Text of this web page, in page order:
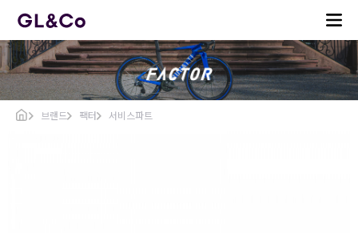
브랜드 팩터 서비스파트